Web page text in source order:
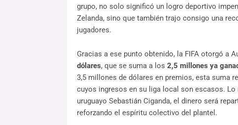
grupo, no solo significó un logro deportivo
Zelanda, sino que también trajo consigo una
jugadores.
Gracias a ese punto obtenido, la FIFA otorgó a
dólares, que se suma a los 2,5 millones ya
3,5 millones de dólares en premios, esta suma
cuyos ingresos en su liga local son escasos.
uruguayo Sebastián Ciganda, el dinero será
reforzando el espíritu colectivo del plantel.